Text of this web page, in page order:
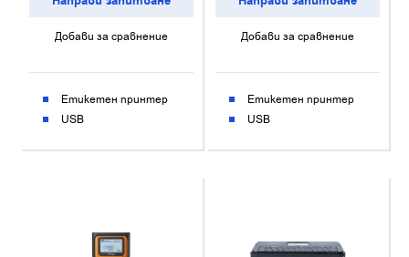
Добави за сравнение
Етикетен принтер
USB
Добави за сравнение
Етикетен принтер
USB